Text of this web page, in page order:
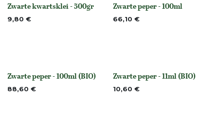
None
Zwarte kwartsklei - 500gr
9,80 € None
Zwarte peper - 100ml
66,10 €
None
Zwarte peper - 100ml (BIO)
88,60 € None
Zwarte peper - 11ml (BIO)
10,60 €